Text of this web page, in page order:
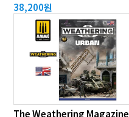
38,200원
The Weathering Magazine